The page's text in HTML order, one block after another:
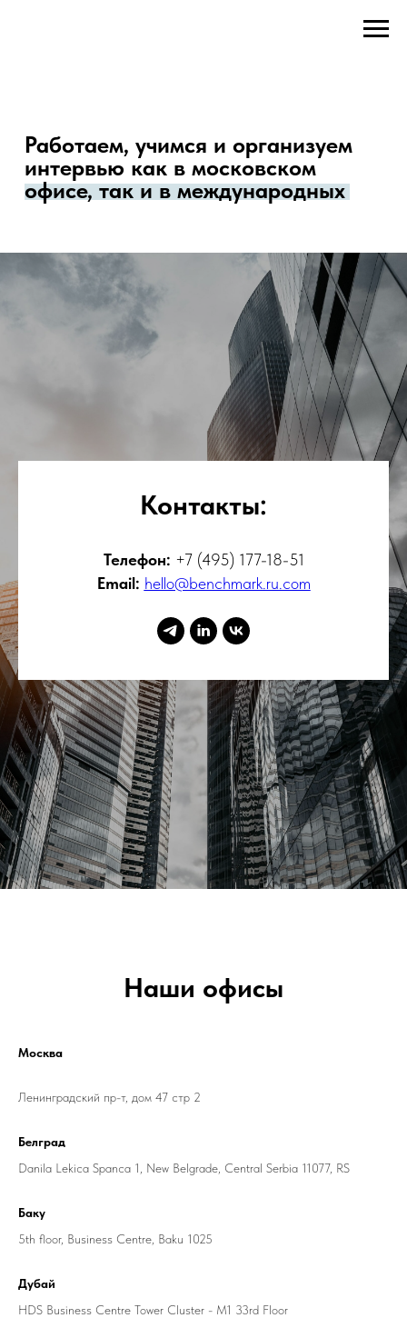
офисе, так и в международных
Контакты:
Телефон: +7 (495) 177-18-51
Email: hello@benchmark.ru.com
Наши офисы
Москва
Ленинградский пр-т, дом 47 стр 2
Белград
Danila Lekica Spanca 1, New Belgrade, Central Serbia 11077, RS
Баку
5th floor, Business Centre, Baku 1025
Дубай
HDS Business Centre Tower Cluster - M1 33rd Floor